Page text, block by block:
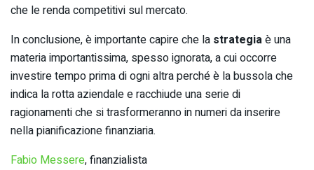
che le renda competitivi sul mercato.
In conclusione, è importante capire che la strategiaè una
materia importantissima, spesso ignorata, a cui occorre
investire tempo prima di ogni altra perché è la bussola che
indica la rotta aziendale e racchiude una serie di
ragionamenti che si trasformeranno in numeri da inserire
nella pianificazione finanziaria.
Fabio Messere, finanzialista